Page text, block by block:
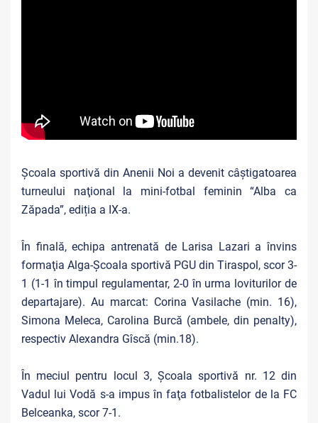
Școala sportivă din Anenii Noi a devenit câştigatoarea
turneului naţional la mini-fotbal feminin “Alba ca
Zăpada”, ediția a IX-a.
În finală, echipa antrenată de Larisa Lazari a învins
formaţia Alga-Școala sportivă PGU din Tiraspol, scor 3-
1 (1-1 în timpul regulamentar, 2-0 în urma loviturilor de
departajare). Au marcat: Corina Vasilache (min. 16),
Simona Meleca, Carolina Burcă (ambele, din penalty),
respectiv Alexandra Gîscă (min.18).
În meciul pentru locul 3, Școala sportivă nr. 12 din
Vadul lui Vodă s-a impus în faţa fotbalistelor de la FC
Belceanka, scor 7-1.